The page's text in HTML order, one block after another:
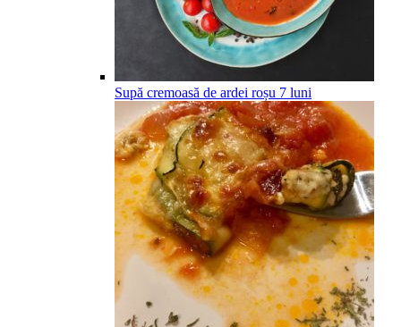
Supă cremoasă de ardei roșu 7 luni